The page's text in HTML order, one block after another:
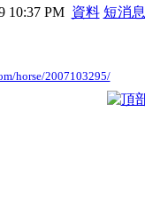
10:37 PM 資料 短消息
horse/2007103295/